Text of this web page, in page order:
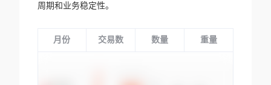
周期和业务稳定性。
月份 交易数 数量 重量